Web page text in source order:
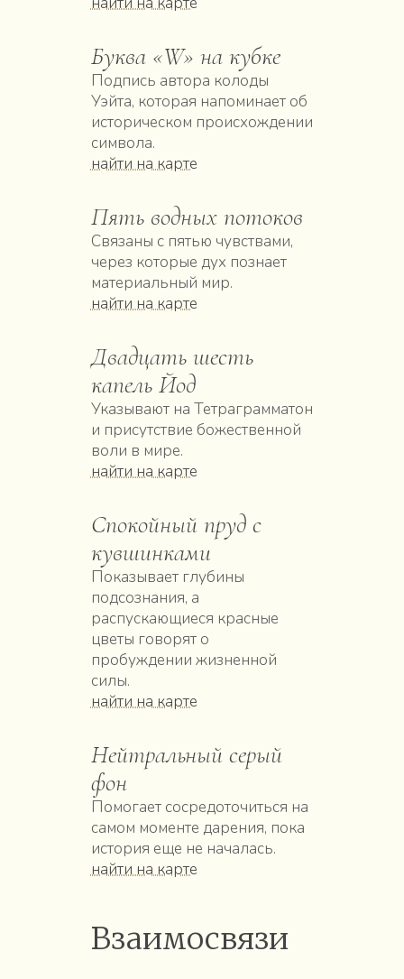
Буква «W» на кубке
Подпись автора колоды
Уэйта, которая напоминает об
историческом происхождении
символа.
найти на карте
Пять водных потоков
Связаны с пятью чувствами,
через которые дух познает
материальный мир.
найти на карте
Двадцать шесть
капель Йод
Указывают на Тетраграмматон
и присутствие божественной
воли в мире.
найти на карте
Спокойный пруд с
кувшинками
Показывает глубины
подсознания, а
распускающиеся красные
цветы говорят о
пробуждении жизненной
силы.
найти на карте
Нейтральный серый
фон
Помогает сосредоточиться на
самом моменте дарения, пока
история еще не началась.
найти на карте
Взаимосвязи